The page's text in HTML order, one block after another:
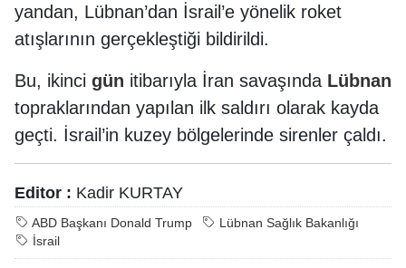
yandan, Lübnan’dan İsrail’e yönelik roket
atışlarının gerçekleştiği bildirildi.
Bu, ikinci gün itibarıyla İran savaşında Lübnan
topraklarından yapılan ilk saldırı olarak kayda
geçti. İsrail’in kuzey bölgelerinde sirenler çaldı.
Editor : Kadir KURTAY
ABD Başkanı Donald Trump
Lübnan Sağlık Bakanlığı
İsrail